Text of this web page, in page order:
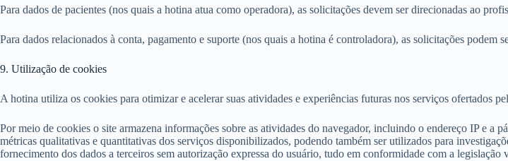
Para dados de pacientes (nos quais a hotina atua como operadora), as solicitações devem ser direcionadas ao
Para dados relacionados à conta, pagamento e suporte (nos quais a hotina é controladora), as solicitações podem
9. Utilização de cookies
A hotina utiliza os cookies para otimizar e acelerar suas atividades e experiências futuras nos serviços ofertados
Por meio de cookies o site armazena informações sobre as atividades do navegador, incluindo o endereço IP e a
métricas qualitativas e quantitativas dos serviços disponibilizados, podendo também ser utilizados para
fornecimento dos dados a terceiros sem autorização expressa do usuário, tudo em conformidade com a legislação